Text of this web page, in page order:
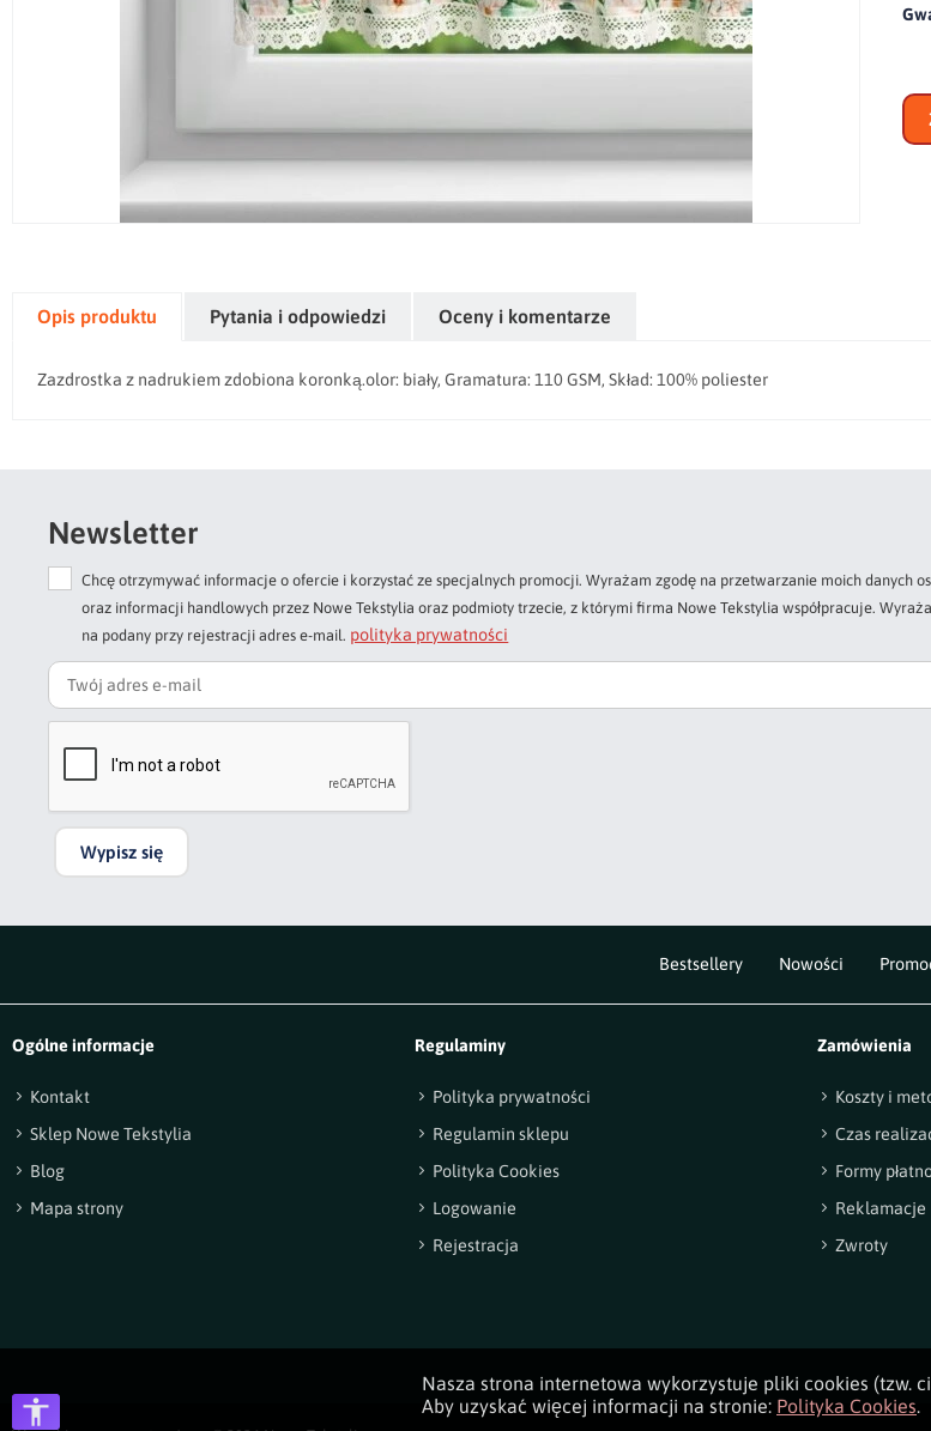
Opis produktu Pytania i odpowiedzi Oceny i komentarze
Zazdrostka z nadrukiem zdobiona koronką.olor: biały, Gramatura: 110 GSM, Skład: 100% poliester
Newsletter
Chcę otrzymywać informacje o ofercie i korzystać ze specjalnych promocji. Wyrażam zgodę na przetwarzanie moich
oraz informacji handlowych przez Nowe Tekstylia oraz podmioty trzecie, z którymi firma Nowe Tekstylia współpracuje.
na podany przy rejestracji adres e-mail. polityka prywatności
Wypisz się
Bestsellery Nowości
Ogólne informacje
Kontakt
Sklep Nowe Tekstylia
Blog
Mapa strony
Regulaminy
Polityka prywatności
Regulamin sklepu
Polityka Cookies
Logowanie
Rejestracja
Zamówienia
Koszty i
Czas
Formy
Reklamacje
Zwroty
Nasza strona internetowa wykorzystuje pliki cookies (tzw.
Aby uzyskać więcej informacji na stronie: Polityka Cookies.